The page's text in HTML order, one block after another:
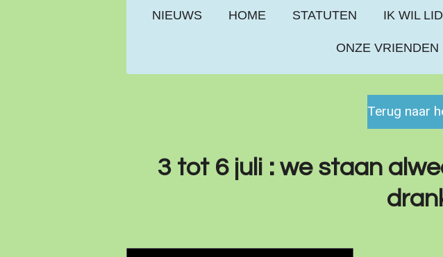
NIEUWS HOME STATUTEN IK WIL
ONZE VRIENDEN
Terug naar
3 tot 6 juli : we staan